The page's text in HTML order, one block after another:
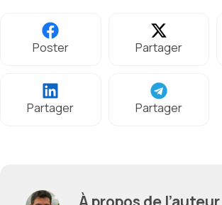
Poster Partager
Partager Partager